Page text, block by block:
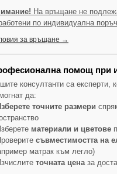
На връщане не
по индивидуална
за връщане →
помощ при
консултанти са експерти,
да:
точните размери
материали и цветове
съвместимостта на
матрак към легло)
точната ценаза